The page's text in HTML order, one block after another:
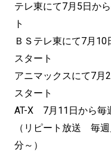
テレ東にて7月5日か
ト
ＢＳテレ東にて7月
スタート
アニマックスにて7月
スタート
AT-X 7月11日から毎
（リピート放送 毎
分～）